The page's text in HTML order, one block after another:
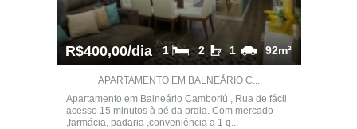
R$400,00/dia 92m²
1
2
1
APARTAMENTO EM BALNEÁRIO C...
Apartamento em Balneário Camboriú , Rua de fácil
acesso 15 minutos à pé da praia. Com mercado
,farmácia, padaria ,conveniência a 1 q...